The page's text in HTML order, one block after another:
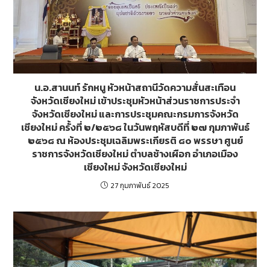
น.อ.สานนท์ รักหนู หัวหน้าสถานีวัดความสั่นสะเทือน
จังหวัดเชียงใหม่ เข้าประชุมหัวหน้าส่วนราชการประจำ
จังหวัดเชียงใหม่ และการประชุมคณะกรมการจังหวัด
เชียงใหม่ ครั้งที่ ๒/๒๕๖๘ ในวันพฤหัสบดีที่ ๒๗ กุมภาพันธ์
๒๕๖๘ ณ ห้องประชุมเฉลิมพระเกียรติ ๘๐ พรรษา ศูนย์
ราชการจังหวัดเชียงใหม่ ตำบลช้างเผือก อำเภอเมือง
เชียงใหม่ จังหวัดเชียงใหม่
27 กุมภาพันธ์ 2025